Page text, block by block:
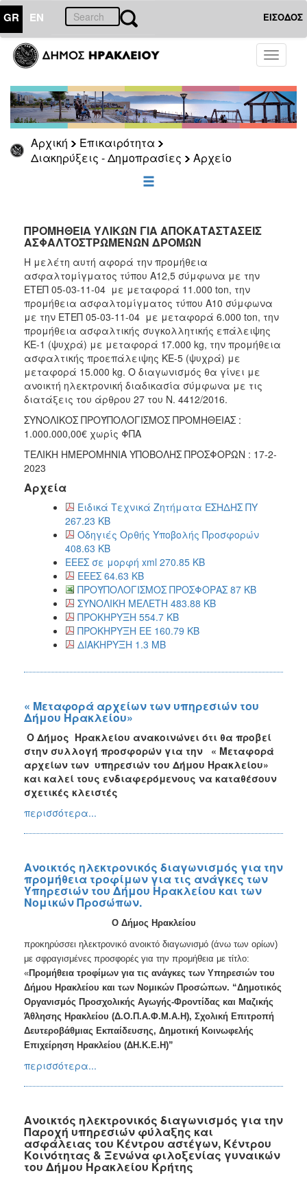
GR EN ΕΙΣΟΔΟΣ
Toggle
Αρχική
Επικαιρότητα
Διακηρύξεις - Δημοπρασίες
Αρχείο
ΕΠΙΚΑΙΡΟΤΗΤΑ
-
Δημοπρασίες
Αρχείο
2026
2025
2022
2021
2020
2019
2018
2017
2016
2015
2013
ΔΗΜΟΤΗΣ
ΕΠΙΣΚΕΠΤΗΣ
ΠΡΟΜΗΘΕΙΑ ΥΛΙΚΩΝ ΓΙΑ ΑΠΟΚΑΤΑΣΤΑΣΕΙΣ
ΑΣΦΑΛΤΟΣΤΡΩΜΕΝΩΝ ΔΡΟΜΩΝ
Η μελέτη αυτή αφορά την προμήθεια
ασφαλτομίγματος τύπου Α12,5 σύμφωνα με την
ΕΤΕΠ 05-03-11-04 με μεταφορά 11.000 ton, την
προμήθεια ασφαλτομίγματος τύπου Α10 σύμφωνα
με την ΕΤΕΠ 05-03-11-04 με μεταφορά 6.000 ton, την
προμήθεια ασφαλτικής συγκολλητικής επάλειψης
ΚΕ-1 (ψυχρά) με μεταφορά 17.000 kg, την προμήθεια
ασφαλτικής προεπάλειψης ΚΕ-5 (ψυχρά) με
μεταφορά 15.000 kg. Ο διαγωνισμός θα γίνει με
ανοικτή ηλεκτρονική διαδικασία σύμφωνα με τις
διατάξεις του άρθρου 27 του Ν. 4412/2016.
ΣΥΝΟΛΙΚΟΣ ΠΡΟΫΠΟΛΟΓΙΣΜΟΣ ΠΡΟΜΗΘΕΙΑΣ :
1.000.000,00€ χωρίς ΦΠΑ
ΤΕΛΙΚΗ ΗΜΕΡΟΜΗΝΙΑ ΥΠΟΒΟΛΗΣ ΠΡΟΣΦΟΡΩΝ : 17-2-
2023
Αρχεία
Ειδικά Τεχνικά Ζητήματα ΕΣΗΔΗΣ ΠΥ
267.23 KB
Οδηγιές Ορθής Υποβολής Προσφορών
408.63 KB
ΕΕΕΣ σε μορφή xml 270.85 KB
ΕΕΕΣ 64.63 KB
ΠΡΟΫΠΟΛΟΓΙΣΜΟΣ ΠΡΟΣΦΟΡΑΣ 87 KB
ΣΥΝΟΛΙΚΗ ΜΕΛΕΤΗ 483.88 KB
ΠΡΟΚΗΡΥΞΗ 554.7 KB
ΠΡΟΚΗΡΥΞΗ ΕΕ 160.79 KB
ΔΙΑΚΗΡΥΞΗ 1.3 MB
« Μεταφορά αρχείων των υπηρεσιών του
Δήμου Ηρακλείου»
Ο Δήμος Ηρακλείου ανακοινώνει ότι θα προβεί
στην συλλογή προσφορών για την « Μεταφορά
αρχείων των υπηρεσιών του Δήμου Ηρακλείου»
και καλεί τους ενδιαφερόμενους να καταθέσουν
σχετικές κλειστές
περισσότερα...
Ανοικτός ηλεκτρονικός διαγωνισμός για την
προμήθεια τροφίμων για τις ανάγκες των
Υπηρεσιών του Δήμου Ηρακλείου και των
Νομικών Προσώπων.
Ο Δήμος Ηρακλείου
προκηρύσσει ηλεκτρονικό ανοικτό διαγωνισμό (άνω των ορίων)
με σφραγισμένες προσφορές για την προμήθεια με τίτλο:
«Προμήθεια τροφίμων για τις ανάγκες των Υπηρεσιών του
Δήμου Ηρακλείου και των Νομικών Προσώπων. “Δημοτικός
Οργανισμός Προσχολικής Αγωγής-Φροντίδας και Μαζικής
Άθλησης Ηρακλείου (Δ.Ο.Π.Α.Φ.Μ.Α.Η), Σχολική Επιτροπή
Δευτεροβάθμιας Εκπαίδευσης, Δημοτική Κοινωφελής
Επιχείρηση Ηρακλείου (ΔΗ.Κ.Ε.Η)”
περισσότερα...
Ανοικτός ηλεκτρονικός διαγωνισμός για την
Παροχή υπηρεσιών φύλαξης και
ασφάλειας του Κέντρου αστέγων, Κέντρου
Κοινότητας & Ξενώνα φιλοξενίας γυναικών
του Δήμου Ηρακλείου Κρήτης